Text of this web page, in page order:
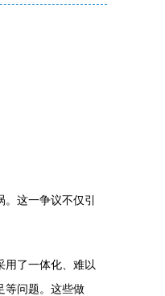
这一争议不仅引
用了一体化、难以
等问题。这些做